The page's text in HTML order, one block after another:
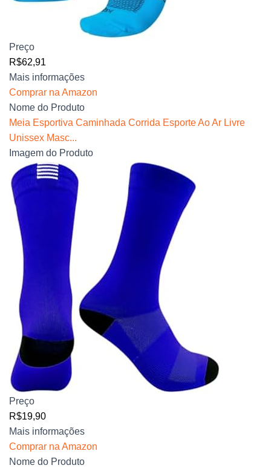
Preço
R$62,91
Mais informações
Comprar na Amazon
Nome do Produto
Meia Esportiva Caminhada Corrida Esporte Ao Ar Livre
Unissex Masc...
Imagem do Produto
Preço
R$19,90
Mais informações
Comprar na Amazon
Nome do Produto